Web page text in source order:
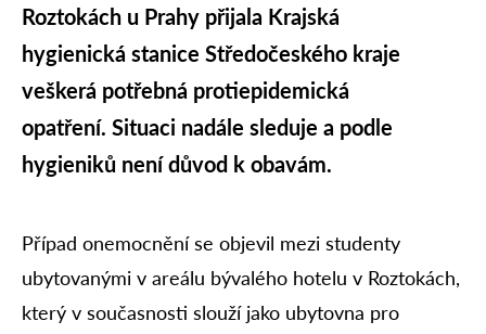
Roztokách u Prahy přijala Krajská
hygienická stanice Středočeského kraje
veškerá potřebná protiepidemická
opatření. Situaci nadále sleduje a podle
hygieniků není důvod k obavám.
Případ onemocnění se objevil mezi studenty
ubytovanými v areálu bývalého hotelu v Roztokách,
který v současnosti slouží jako ubytovna pro